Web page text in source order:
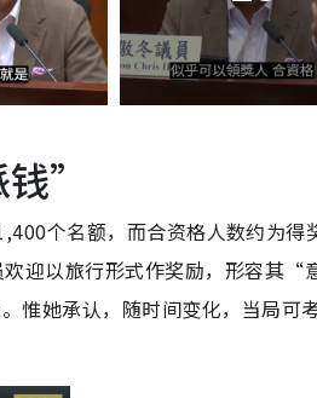
”
个名额，而合资格人数约为得
迎以旅行形式作奖励，形容其“
她承认，随时间变化，当局可